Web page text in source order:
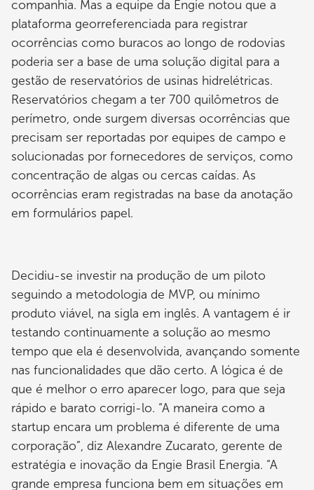
companhia. Mas a equipe da Engie notou que a
plataforma georreferenciada para registrar
ocorrências como buracos ao longo de rodovias
poderia ser a base de uma solução digital para a
gestão de reservatórios de usinas hidrelétricas.
Reservatórios chegam a ter 700 quilômetros de
perímetro, onde surgem diversas ocorrências que
precisam ser reportadas por equipes de campo e
solucionadas por fornecedores de serviços, como
concentração de algas ou cercas caídas. As
ocorrências eram registradas na base da anotação
em formulários papel.
Decidiu-se investir na produção de um piloto
seguindo a metodologia de MVP, ou mínimo
produto viável, na sigla em inglês. A vantagem é ir
testando continuamente a solução ao mesmo
tempo que ela é desenvolvida, avançando somente
nas funcionalidades que dão certo. A lógica é de
que é melhor o erro aparecer logo, para que seja
rápido e barato corrigi-lo. “A maneira como a
startup encara um problema é diferente de uma
corporação”, diz Alexandre Zucarato, gerente de
estratégia e inovação da Engie Brasil Energia. “A
grande empresa funciona bem em situações em